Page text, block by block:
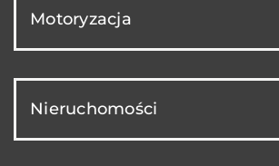
Motoryzacja
Nieruchomości